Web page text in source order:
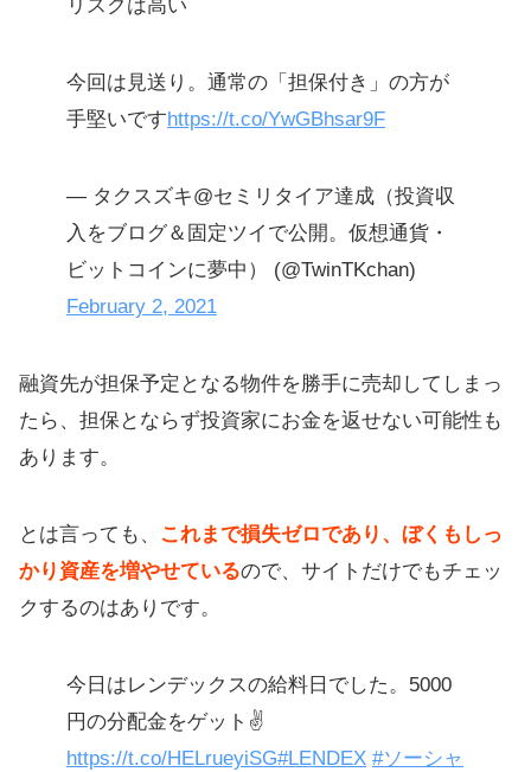
リスクは高い
今回は見送り。通常の「担保付き」の方が
手堅いですhttps://t.co/YwGBhsar9F
— タクスズキ@セミリタイア達成（投資収
入をブログ＆固定ツイで公開。仮想通貨・
ビットコインに夢中） (@TwinTKchan)
February 2, 2021
融資先が担保予定となる物件を勝手に売却してしまっ
たら、担保とならず投資家にお金を返せない可能性も
あります。
とは言っても、
これまで損失ゼロであり、ぼくもしっ
かり資産を増やせているので、サイトだけでもチェッ
クするのはありです。
今日はレンデックスの給料日でした。5000
円の分配金をゲット✌️
https://t.co/HELrueyiSG#LENDEX #ソーシャ